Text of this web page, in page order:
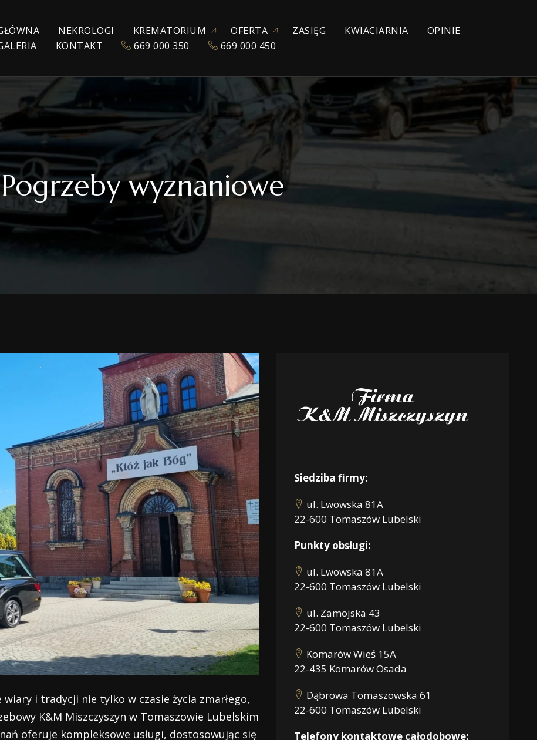
NEKROLOGI KREMATORIUM
KATALOG URN
OFERTA
POGRZEBY TRADYCYJNE
KREMACJA
EKSHUMACJA
POGRZEBY WYZNANIOWE
POGRZEBY ŚWIECKIE
TRANSPORT ZMARŁYCH
TANATOKOSMETYKA
AKCESORIA POGRZEBOWE
SALE POŻEGNAŃ
WŁASNE CHŁODNIE
OPRAWA MUZYCZNA
ZASIĘG KWIACIARNIA
OPINIE
KONTAKT 669 000 350 669 000 450
Pogrzeby wyznaniowe
i tradycji nie tylko w czasie życia zmarłego,
K&M Miszczyszyn w Tomaszowie Lubelskim
oferuje kompleksowe usługi, dostosowując się
Siedziba firmy:
ul. Lwowska 81A
22-600 Tomaszów Lubelski
Punkty obsługi:
ul. Lwowska 81A
22-600 Tomaszów Lubelski
ul. Zamojska 43
22-600 Tomaszów Lubelski
Komarów Wieś 15A
22-435 Komarów Osada
Dąbrowa Tomaszowska 61
22-600 Tomaszów Lubelski
Telefony kontaktowe całodobowe: